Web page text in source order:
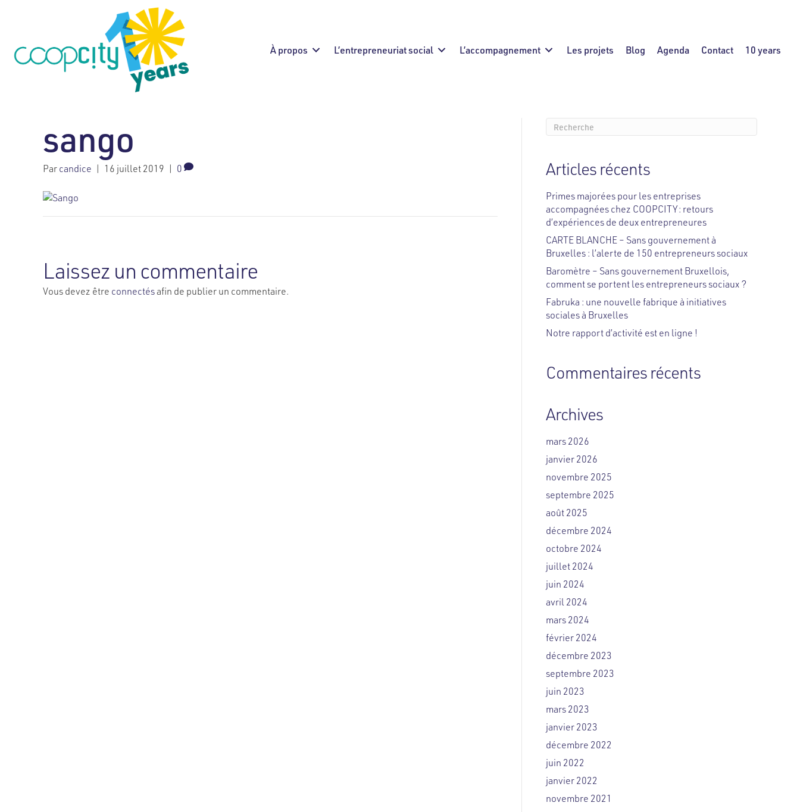
À propos L’entrepreneuriat social L’accompagnement Les projets Blog Agenda Contact 10 years
sango
Parcandice | 16 juillet 2019 | 0
Laissez un commentaire
Vous devez être connectésafin de publier un commentaire.
Articles récents
Primes majorées pour les entreprises
accompagnées chez COOPCITY : retours
d’expériences de deux entrepreneures
CARTE BLANCHE – Sans gouvernement à
Bruxelles : l’alerte de 150 entrepreneurs sociaux
Baromètre – Sans gouvernement Bruxellois,
comment se portent les entrepreneurs sociaux ?
Fabruka : une nouvelle fabrique à initiatives
sociales à Bruxelles
Notre rapport d’activité est en ligne !
Commentaires récents
Archives
mars 2026
janvier 2026
novembre 2025
septembre 2025
août 2025
décembre 2024
octobre 2024
juillet 2024
juin 2024
avril 2024
mars 2024
février 2024
décembre 2023
septembre 2023
juin 2023
mars 2023
janvier 2023
décembre 2022
juin 2022
janvier 2022
novembre 2021